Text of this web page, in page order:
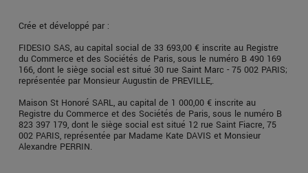
Crée et développé par :
FIDESIO SAS, au capital social de 33 693,00 € inscrite au Registre
du Commerce et des Sociétés de Paris, sous le numéro B 490 169
166, dont le siège social est situé 30 rue Saint Marc - 75 002 PARIS;
représentée par Monsieur Augustin de PREVILLE,.
Maison St Honoré SARL, au capital de 1 000,00 € inscrite au
Registre du Commerce et des Sociétés de Paris, sous le numéro B
823 397 179, dont le siège social est situé 12 rue Saint Fiacre, 75
002 PARIS, représentée par Madame Kate DAVIS et Monsieur
Alexandre PERRIN.